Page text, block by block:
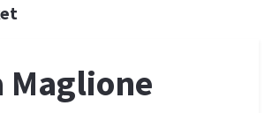
Maglione